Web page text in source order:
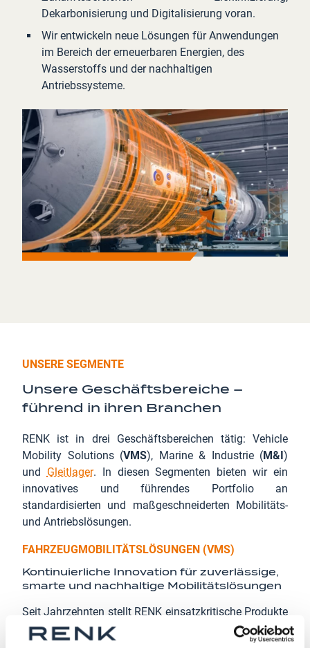
Dekarbonisierung und Digitalisierung voran.
Wir entwickeln neue Lösungen für Anwendungen
im Bereich der erneuerbaren Energien, des
Wasserstoffs und der nachhaltigen
Antriebssysteme.
UNSERE SEGMENTE
Unsere Geschäftsbereiche –
führend in ihren Branchen
RENK ist in drei Geschäftsbereichen tätig: Vehicle
Mobility Solutions (VMS), Marine & Industrie (M&I )
und Gleitlager. In diesen Segmenten bieten wir ein
innovatives und führendes Portfolio an
standardisierten und maßgeschneiderten Mobilitäts-
und Antriebslösungen.
FAHRZEUGMOBILITÄTSLÖSUNGEN (VMS)
Kontinuierliche Innovation für zuverlässige,
smarte und nachhaltige Mobilitätslösungen
Seit Jahrzehnten stellt RENK einsatzkritische Produkte
und Komponenten für den Sicherheits- und
Verteidigungsmarkt her. RENK leistet damit einen